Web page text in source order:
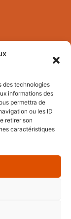
des technologies
informations des
permettra de
ou les ID
retirer son
caractéristiques